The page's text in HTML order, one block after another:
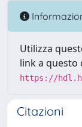
Utilizza
link a questo
https://
Citazioni